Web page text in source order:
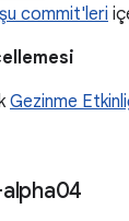
şu commit'leri
Gezinme